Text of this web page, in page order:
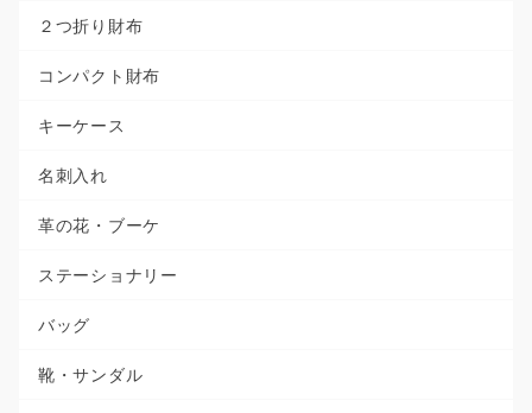
２つ折り財布
コンパクト財布
キーケース
名刺入れ
革の花・ブーケ
ステーショナリー
バッグ
靴・サンダル